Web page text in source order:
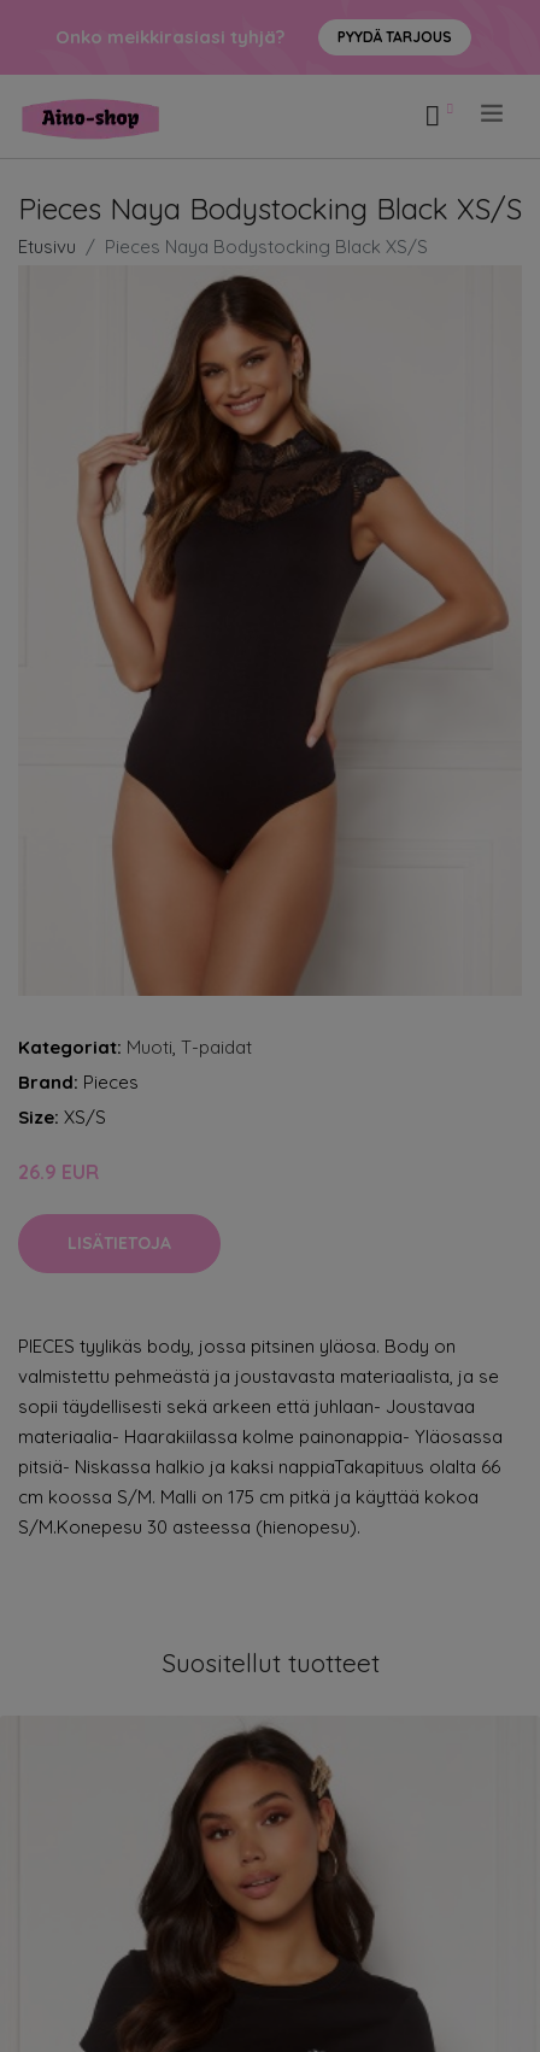
Onko meikkirasiasi tyhjä? PYYDÄ TARJOUS
Pieces Naya Bodystocking Black XS/S
Etusivu Pieces Naya Bodystocking Black XS/S
Kategoriat: Muoti, T-paidat
Brand: Pieces
Size: XS/S
26.9 EUR
LISÄTIETOJA
PIECES tyylikäs body, jossa pitsinen yläosa. Body on
valmistettu pehmeästä ja joustavasta materiaalista, ja se
sopii täydellisesti sekä arkeen että juhlaan- Joustavaa
materiaalia- Haarakiilassa kolme painonappia- Yläosassa
pitsiä- Niskassa halkio ja kaksi nappiaTakapituus olalta 66
cm koossa S/M. Malli on 175 cm pitkä ja käyttää kokoa
S/M.Konepesu 30 asteessa (hienopesu).
Suositellut tuotteet